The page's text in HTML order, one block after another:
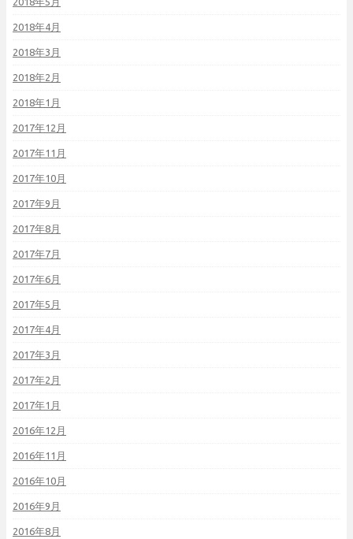
2018年4月
2018年3月
2018年2月
2018年1月
2017年12月
2017年11月
2017年10月
2017年9月
2017年8月
2017年7月
2017年6月
2017年5月
2017年4月
2017年3月
2017年2月
2017年1月
2016年12月
2016年11月
2016年10月
2016年9月
2016年8月